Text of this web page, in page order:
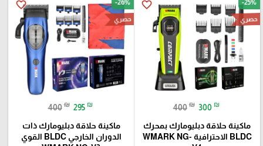
favorite_border -25%
حصري
400 ₪ 300 ₪
ماكينة حلاقة دبليومارك بمحرك
BLDC الاحترافية WMARK NG-
favorite_border -26%
حصري
400 ₪ 295 ₪
ماكينة حلاقة دبليومارك ذات
الدوران الخارجي BLDC القوي